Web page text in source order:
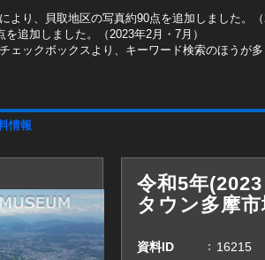
より、貝取地区の写真約90点を追加しました。（
追加しました。（2023年2月・7月）
ェックボックスより、キーワード検索のほうが
情報
令和5年
タウン多摩
資料ID 16215